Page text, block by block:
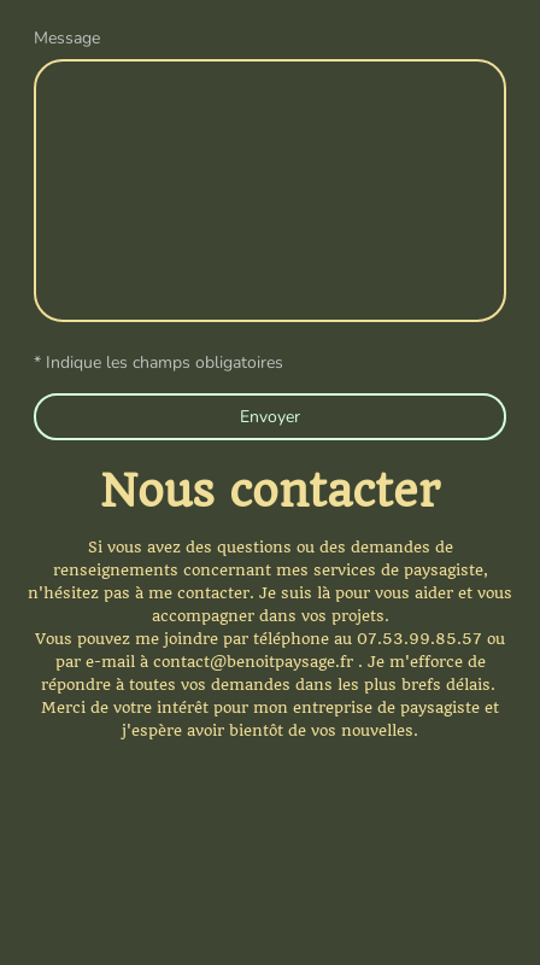
Message
* Indique les champs obligatoires
Envoyer
Nous contacter
Si vous avez des questions ou des demandes de
renseignements concernant mes services de paysagiste,
n'hésitez pas à me contacter. Je suis là pour vous aider et vous
accompagner dans vos projets.
Vous pouvez me joindre par téléphone au 07.53.99.85.57 ou
par e-mail à contact@benoitpaysage.fr . Je m'efforce de
répondre à toutes vos demandes dans les plus brefs délais.
Merci de votre intérêt pour mon entreprise de paysagiste et
j'espère avoir bientôt de vos nouvelles.